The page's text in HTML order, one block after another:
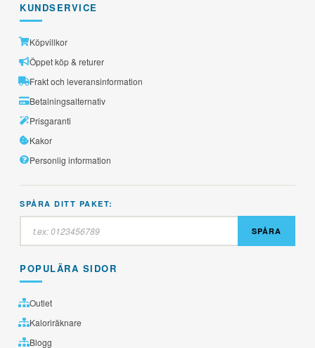
KUNDSERVICE
Köpvillkor
Öppet köp & returer
Frakt och leveransinformation
Betalningsalternativ
Prisgaranti
Kakor
Personlig information
SPÅRA DITT PAKET:
SPÅRA
POPULÄRA SIDOR
Outlet
Kaloriräknare
Blogg